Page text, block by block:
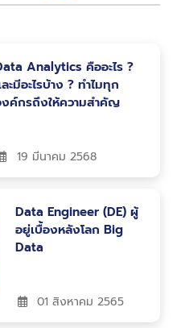
Analytics คืออะไร ?
ะมีอะไรบ้าง ? ทำไมทุก
ค์กรถึงให้ความสำคัญ
19 มีนาคม 2568
Data Engineer (DE) ผู้
อยู่เบื้องหลังโลก Big
Data
01 สิงหาคม 2565